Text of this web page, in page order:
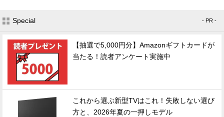
Special - PR -
【抽選で5,000円分】Amazonギフトカードが
当たる！読者アンケート実施中
これから選ぶ新型TVはこれ！失敗しない選び
方と、2026年夏の一押しモデル